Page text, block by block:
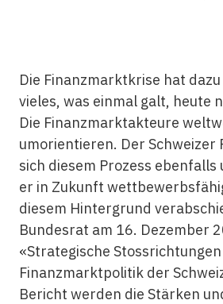
Die Finanzmarktkrise hat
vieles, was einmal galt, heute
Die Finanzmarktakteure
umorientieren. Der Schweizer
sich diesem Prozess
er in Zukunft
diesem Hintergrund
Bundesrat am 16. Dezember
«Strategische
Finanzmarktpolitik der
Bericht werden die Stärken